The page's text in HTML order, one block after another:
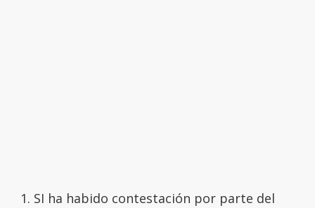
SI ha habido contestación por parte del